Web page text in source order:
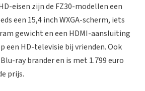
eisen zijn de FZ30-modellen een
een 15,4 inch WXGA-scherm, iets
gewicht en een HDMI-aansluiting
een HD-televisie bij vrienden. Ook
ray brander en is met 1.799 euro
prijs.